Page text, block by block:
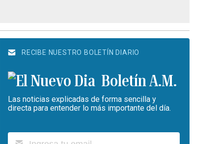
RECIBE NUESTRO BOLETÍN DIARIO
Boletín A.M.
Las noticias explicadas de forma sencilla y
directa para entender lo más importante del día.